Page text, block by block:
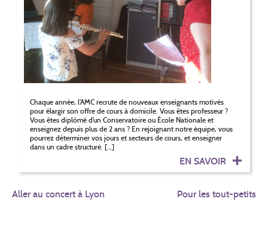
Chaque année, l’AMC recrute de nouveaux enseignants motivés
pour élargir son offre de cours à domicile. Vous êtes professeur ?
Vous êtes diplômé d’un Conservatoire ou École Nationale et
enseignez depuis plus de 2 ans ? En rejoignant notre équipe, vous
pourrez déterminer vos jours et secteurs de cours, et enseigner
dans un cadre structuré. […]
EN SAVOIR
NAVIGATION
Aller au concert à Lyon Pour les tout-petits